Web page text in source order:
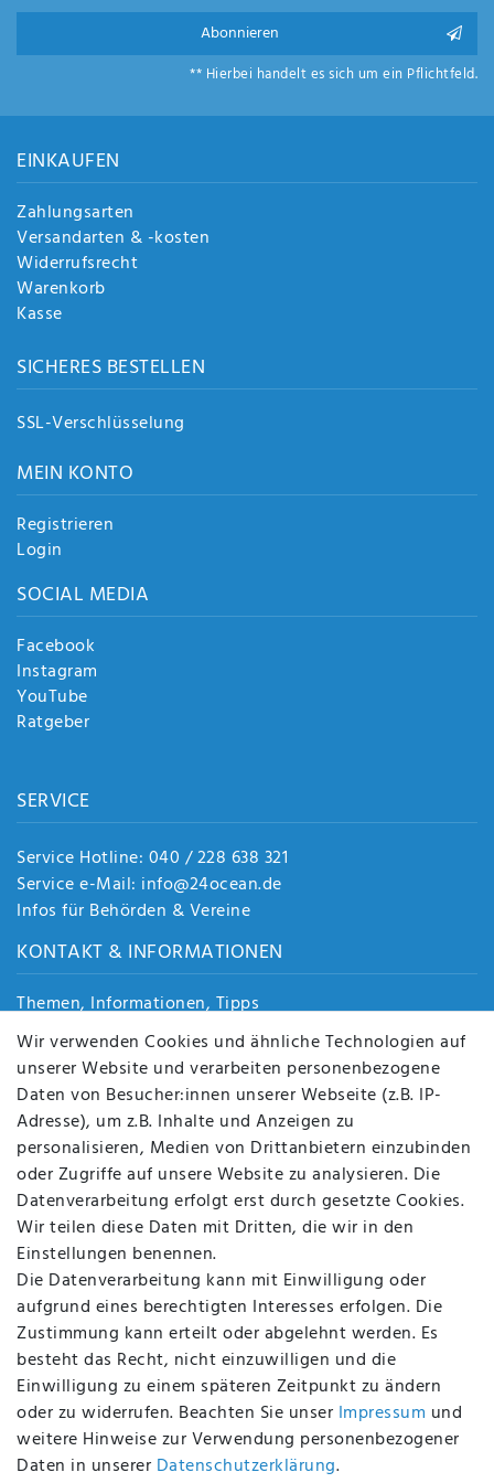
Abonnieren
** Hierbei handelt es sich um ein Pflichtfeld.
EINKAUFEN
Zahlungsarten
Versandarten & -kosten
Widerrufsrecht
Warenkorb
Kasse
SICHERES BESTELLEN
SSL-Verschlüsselung
MEIN KONTO
Registrieren
Login
SOCIAL MEDIA
Facebook
Instagram
YouTube
Ratgeber
SERVICE
Service Hotline: 040 / 228 638 321
Service e-Mail: info@24ocean.de
Infos für Behörden & Vereine
KONTAKT & INFORMATIONEN
Themen, Informationen, Tipps
Jobs
Über uns
Kontakt
Datenschutz
AGB
FAQ
Batterieentsorgung
Altölverordnung
Impressum
BEQUEM UND SICHER BEZAHLEN MIT
BEI UNS SIND SIE SICHER!
Wir verwenden Cookies und ähnliche Technologien auf
unserer Website und verarbeiten personenbezogene
Daten von Besucher:innen unserer Webseite (z.B. IP-
Adresse), um z.B. Inhalte und Anzeigen zu
personalisieren, Medien von Drittanbietern einzubinden
oder Zugriffe auf unsere Website zu analysieren. Die
Datenverarbeitung erfolgt erst durch gesetzte Cookies.
Wir teilen diese Daten mit Dritten, die wir in den
Einstellungen benennen.
Die Datenverarbeitung kann mit Einwilligung oder
aufgrund eines berechtigten Interesses erfolgen. Die
Zustimmung kann erteilt oder abgelehnt werden. Es
besteht das Recht, nicht einzuwilligen und die
Einwilligung zu einem späteren Zeitpunkt zu ändern
oder zu widerrufen. Beachten Sie unser Impressum und
weitere Hinweise zur Verwendung personenbezogener
Daten in unserer Daten­schutz­erklärung.